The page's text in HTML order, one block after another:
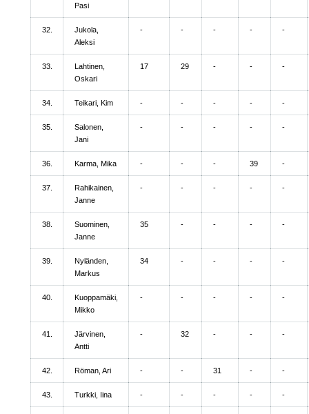
Pasi
32.
Jukola,
Aleksi
- - - - -
33.
Lahtinen,
Oskari
17 29 - - -
34. Teikari, Kim - - - - -
35.
Salonen,
Jani
- - - - -
36. Karma, Mika - - - 39 -
37.
Rahikainen,
Janne
- - - - -
38.
Suominen,
Janne
35 - - - -
39.
Nyländen,
Markus
34 - - - -
40.
Kuoppamäki,
Mikko
- - - - -
41.
Järvinen,
Antti
- 32 - - -
42. Röman, Ari - - 31 - -
43. Turkki, Iina - - - - -